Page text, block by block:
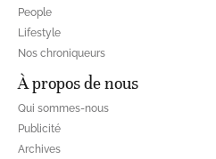
People
Lifestyle
Nos chroniqueurs
À propos de nous
Qui sommes-nous
Publicité
Archives